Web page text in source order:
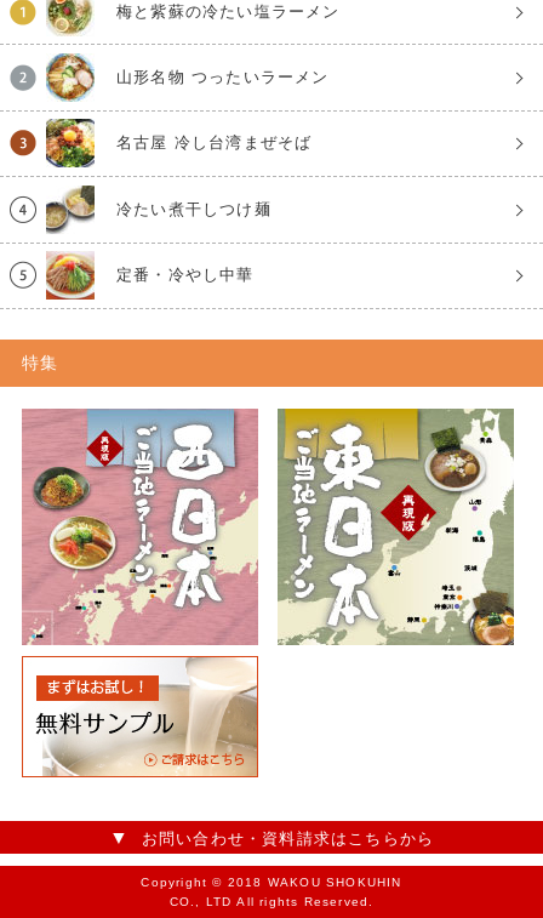
梅と紫蘇の冷たい塩ラーメン
山形名物 つったいラーメン
名古屋 冷し台湾まぜそば
冷たい煮干しつけ麺
定番・冷やし中華
特集
お問い合わせ・資料請求はこちらから
Copyright © 2018 WAKOU SHOKUHIN
CO., LTD All rights Reserved.